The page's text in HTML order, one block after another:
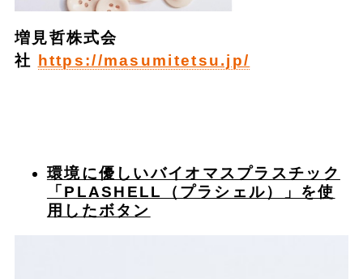
増見哲株式会
社
https://masumitetsu.jp/
環境に優しいバイオマスプラスチック
「PLASHELL（プラシェル）」を使
用したボタン